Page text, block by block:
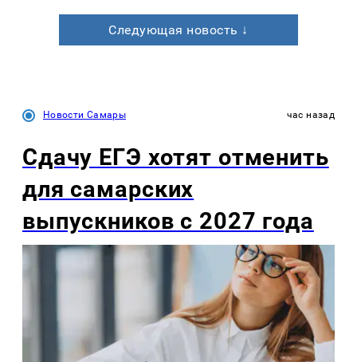
Следующая новость ↓
Новости Самары час назад
Сдачу ЕГЭ хотят отменить
для самарских
выпускников с 2027 года